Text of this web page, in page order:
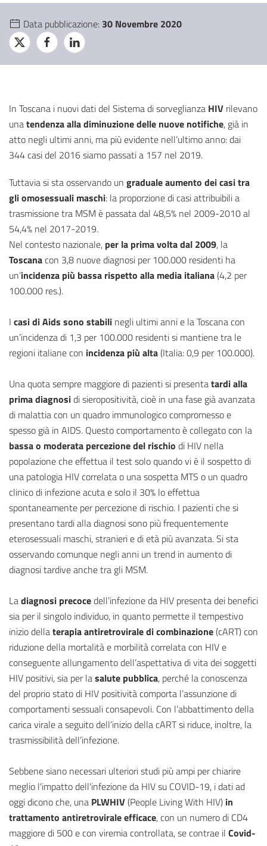
Data pubblicazione: 30 Novembre 2020
In Toscana i nuovi dati del Sistema di sorveglianza HIV rilevano
unatendenza alla diminuzione delle nuove notifiche, già in
atto negli ultimi anni, ma più evidente nell’ultimo anno: dai
344 casi del 2016 siamo passati a 157 nel 2019.
Tuttavia si sta osservando un graduale aumento dei casi tra
gli omosessuali maschi: la proporzione di casi attribuibili a
trasmissione tra MSM è passata dal 48,5% nel 2009-2010 al
54,4% nel 2017-2019.
Nel contesto nazionale, per la prima volta dal 2009, la
Toscanacon 3,8 nuove diagnosi per 100.000 residenti ha
un’incidenza più bassa rispetto alla media italiana(4,2 per
100.000 res.).
I casi di Aids sono stabili negli ultimi anni e la Toscana con
un’incidenza di 1,3 per 100.000 residenti si mantiene tra le
regioni italiane con incidenza più alta(Italia: 0,9 per 100.000).
Una quota sempre maggiore di pazienti si presentatardi alla
prima diagnosidi sieropositività, cioè in una fase già avanzata
di malattia con un quadro immunologico compromesso e
spesso già in AIDS. Questo comportamento è collegato con la
bassa o moderata percezione del rischio di HIV nella
popolazione che effettua il test solo quando vi è il sospetto di
una patologia HIV correlata o una sospetta MTS o un quadro
clinico di infezione acuta e solo il 30% lo effettua
spontaneamente per percezione di rischio. I pazienti che si
presentano tardi alla diagnosi sono più frequentemente
eterosessuali maschi, stranieri e di età più avanzata. Si sta
osservando comunque negli anni un trend in aumento di
diagnosi tardive anche tra gli MSM.
Ladiagnosi precocedell’infezione da HIV presenta dei benefici
sia per il singolo individuo, in quanto permette il tempestivo
inizio dellaterapia antiretrovirale di combinazione(cART) con
riduzione della mortalità e morbilità correlata con HIV e
conseguente allungamento dell’aspettativa di vita dei soggetti
HIV positivi, sia per lasalute pubblica, perché la conoscenza
del proprio stato di HIV positività comporta l’assunzione di
comportamenti sessuali consapevoli. Con l’abbattimento della
carica virale a seguito dell’inizio della cART si riduce, inoltre, la
trasmissibilità dell’infezione.
Sebbene siano necessari ulteriori studi più ampi per chiarire
meglio l'impatto dell'infezione da HIV su COVID-19, i dati ad
oggi dicono che, una PLWHIV(People Living With HIV) in
trattamento antiretrovirale efficace, con un numero di CD4
maggiore di 500 e con viremia controllata, se contrae il Covid-